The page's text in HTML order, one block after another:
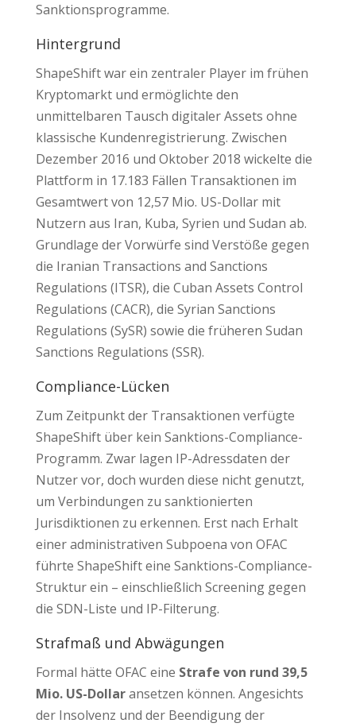
Sanktionsprogramme.
Hintergrund
ShapeShift war ein zentraler Player im frühen
Kryptomarkt und ermöglichte den
unmittelbaren Tausch digitaler Assets ohne
klassische Kundenregistrierung. Zwischen
Dezember 2016 und Oktober 2018 wickelte die
Plattform in 17.183 Fällen Transaktionen im
Gesamtwert von 12,57 Mio. US-Dollar mit
Nutzern aus Iran, Kuba, Syrien und Sudan ab.
Grundlage der Vorwürfe sind Verstöße gegen
die Iranian Transactions and Sanctions
Regulations (ITSR), die Cuban Assets Control
Regulations (CACR), die Syrian Sanctions
Regulations (SySR) sowie die früheren Sudan
Sanctions Regulations (SSR).
Compliance-Lücken
Zum Zeitpunkt der Transaktionen verfügte
ShapeShift über kein Sanktions-Compliance-
Programm. Zwar lagen IP-Adressdaten der
Nutzer vor, doch wurden diese nicht genutzt,
um Verbindungen zu sanktionierten
Jurisdiktionen zu erkennen. Erst nach Erhalt
einer administrativen Subpoena von OFAC
führte ShapeShift eine Sanktions-Compliance-
Struktur ein – einschließlich Screening gegen
die SDN-Liste und IP-Filterung.
Strafmaß und Abwägungen
Formal hätte OFAC eine Strafe von rund 39,5
Mio. US-Dollaransetzen können. Angesichts
der Insolvenz und der Beendigung der